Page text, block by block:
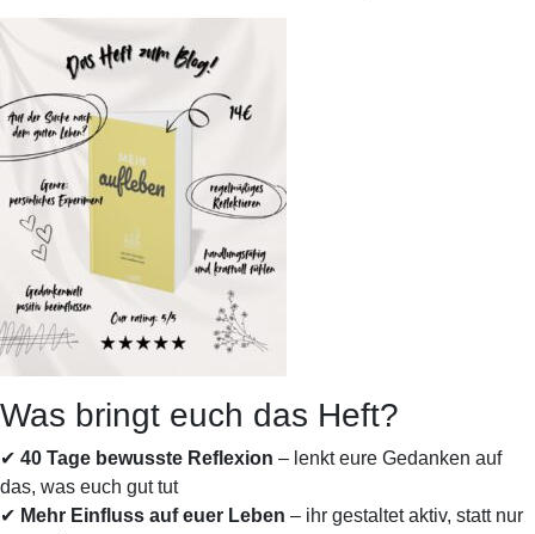
Was bringt euch das Heft?
✔ 40 Tage bewusste Reflexion – lenkt eure Gedanken auf
das, was euch gut tut
✔ Mehr Einfluss auf euer Leben – ihr gestaltet aktiv, statt nur